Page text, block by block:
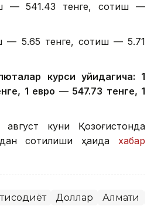
— 541.43 тенге, сотиш —
— 5.65 тенге, сотиш — 5.71
курси қуйидагича: 1
1 евро — 547.73 тенге, 1
куни Қозоғистонда
сотилиши ҳақида хабар
Доллар Алмати